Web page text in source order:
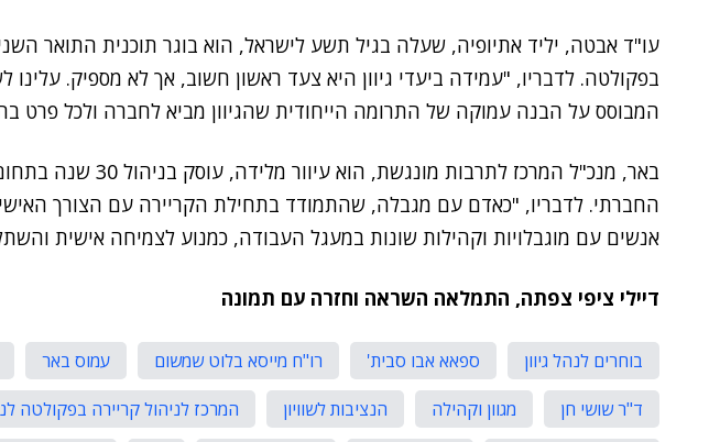
בפקולטה. לדבריו, "עמידה ביעדי גיוון היא צעד ראשון חשוב, אך לא מספיק. עלינו
המבוסס על הבנה עמוקה של התרומה הייחודית שהגיוון מביא לחברה ולכל פרט
באר, מנכ"ל המרכז לתרבות מונגשת,
החברתי. לדבריו, "כאדם עם מגבלה, שהתמודד בתחילת הקריירה עם הצורך האישי
אנשים עם מוגבלויות וקהילות שונות במעגל העבודה, כמנוע לצמיחה אישית
דיילי ציפי צפתה, התמלאה השראה וחזרה עם תמונה
בוחרים לנהל גיוון ספאא אבו סבית' רו"ח מייסא בלוט שמשום עמוס באר
ד"ר שושי חן
מגוון וקהילה הנציבות לשוויון
המרכז לניהול קריירה בפקולטה